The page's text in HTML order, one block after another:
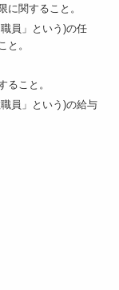
関すること。
員」という)の任
と。
ること。
員」という)の給与